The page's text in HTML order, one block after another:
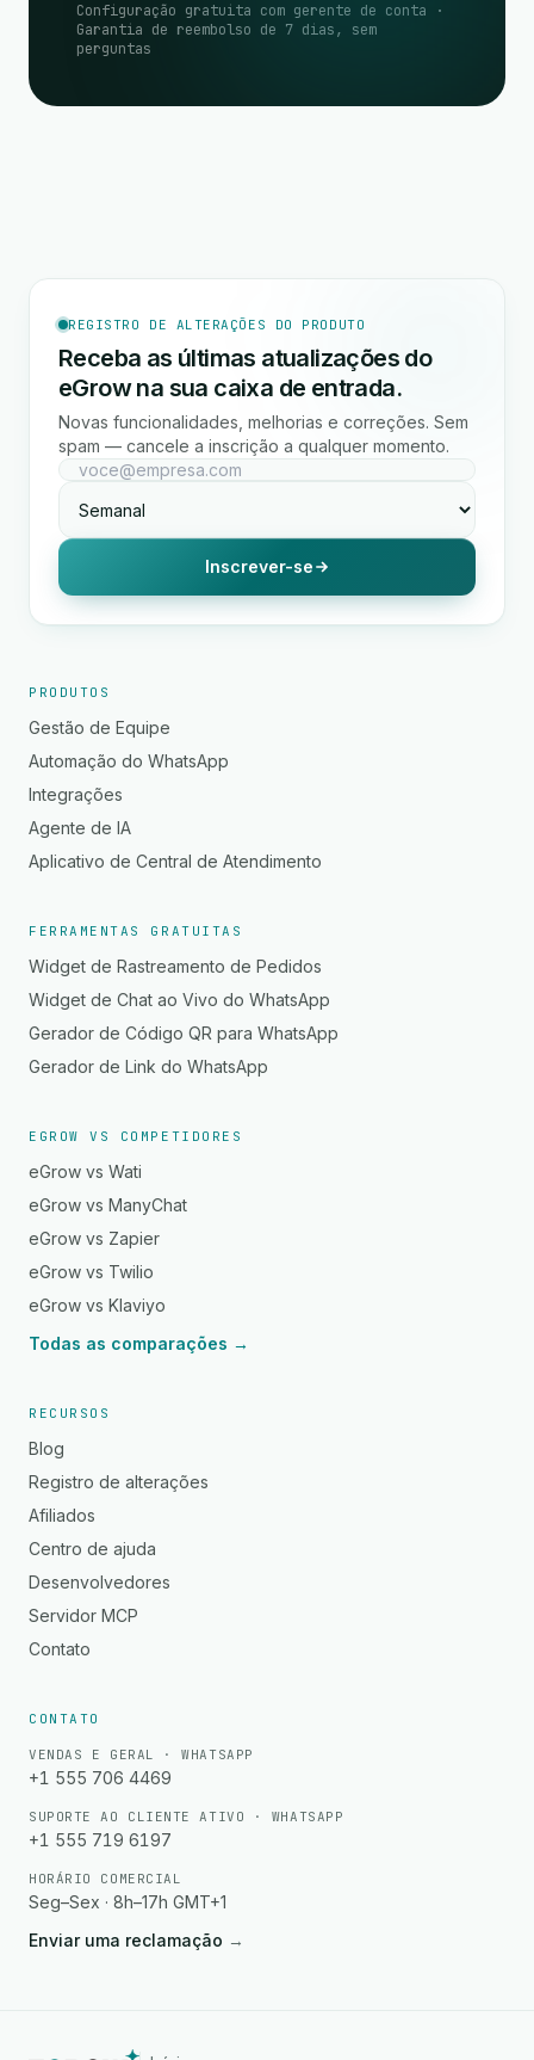
Configuração gratuita com gerente de conta ·
Garantia de reembolso de 7 dias, sem
perguntas
REGISTRO DE ALTERAÇÕES DO PRODUTO
Receba as últimas atualizações do
eGrow na sua caixa de entrada.
Novas funcionalidades, melhorias e correções. Sem
spam — cancele a inscrição a qualquer momento.
Inscrever-se
PRODUTOS
Gestão de Equipe
Automação do WhatsApp
Integrações
Agente de IA
Aplicativo de Central de Atendimento
FERRAMENTAS GRATUITAS
Widget de Rastreamento de Pedidos
Widget de Chat ao Vivo do WhatsApp
Gerador de Código QR para WhatsApp
Gerador de Link do WhatsApp
EGROW VS COMPETIDORES
eGrow vs Wati
eGrow vs ManyChat
eGrow vs Zapier
eGrow vs Twilio
eGrow vs Klaviyo
Todas as comparações →
RECURSOS
Blog
Registro de alterações
Afiliados
Centro de ajuda
Desenvolvedores
Servidor MCP
Contato
CONTATO
VENDAS E GERAL · WHATSAPP
+1 555 706 4469
SUPORTE AO CLIENTE ATIVO · WHATSAPP
+1 555 719 6197
HORÁRIO COMERCIAL
Seg–Sex · 8h–17h GMT+1
Enviar uma reclamação →